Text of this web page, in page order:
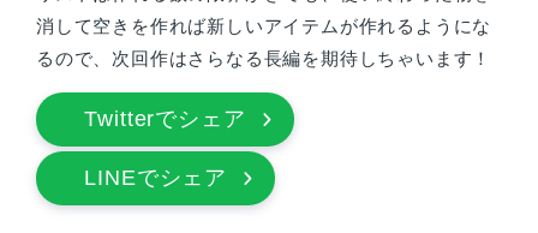
消して空きを作れば新しいアイテムが作れるようにな
るので、次回作はさらなる長編を期待しちゃいます！
Twitterでシェア
LINEでシェア